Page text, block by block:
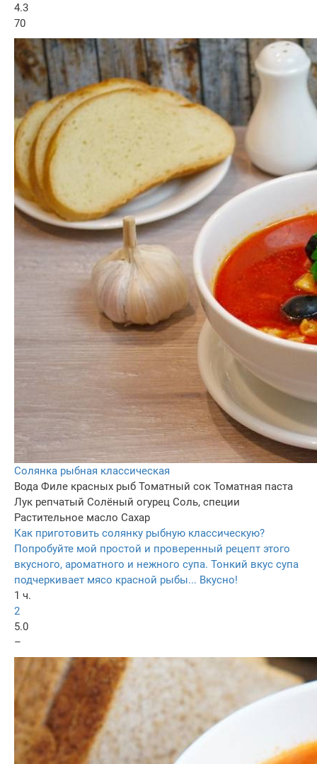
4.3
70
Солянка рыбная классическая
Вода Филе красных рыб Томатный сок Томатная паста
Лук репчатый Солёный огурец Соль, специи
Растительное масло Сахар
Как приготовить солянку рыбную классическую?
Попробуйте мой простой и проверенный рецепт этого
вкусного, ароматного и нежного супа. Тонкий вкус супа
подчеркивает мясо красной рыбы... Вкусно!
1 ч.
2
5.0
–